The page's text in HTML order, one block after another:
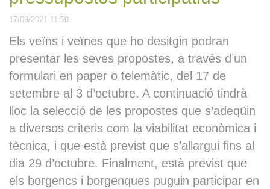
Sessió plenària ordinària
de l’Ajuntament de les
Borges Blanques del 27 de
Desallotjament al bloc de
Santiago Rusiñol per un
decret d’inhabitabilitat
17/09/2021 11:50
Els veïns i veïnes que ho desitgin podran
presentar les seves propostes, a través d’un
formulari en paper o telemàtic, del 17 de
setembre al 3 d’octubre. A continuació tindrà
lloc la selecció de les propostes que s’adeqüin
a diversos criteris com la viabilitat econòmica i
tècnica, i que està previst que s’allargui fins al
dia 29 d’octubre. Finalment, està previst que
els borgencs i borgenques puguin participar en